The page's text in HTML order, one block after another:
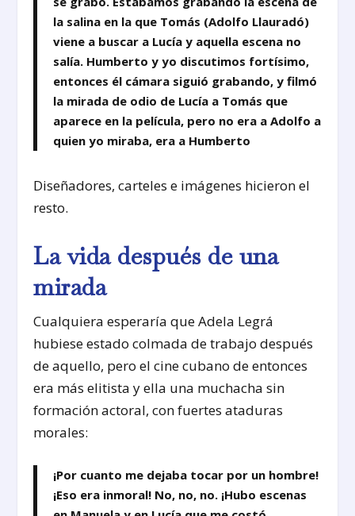
la salina en la que Tomás (Adolfo Llauradó)
viene a buscar a Lucía y aquella escena no
salía. Humberto y yo discutimos fortísimo,
entonces él cámara siguió grabando, y filmó
la mirada de odio de Lucía a Tomás que
aparece en la película, pero no era a Adolfo a
quien yo miraba, era a Humberto
Diseñadores, carteles e imágenes hicieron el
resto.
La vida después de una
mirada
Cualquiera esperaría que Adela Legrá
hubiese estado colmada de trabajo después
de aquello, pero el cine cubano de entonces
era más elitista y ella una muchacha sin
formación actoral, con fuertes ataduras
morales:
¡Por cuanto me dejaba tocar por un hombre!
¡Eso era inmoral! No, no, no. ¡Hubo escenas